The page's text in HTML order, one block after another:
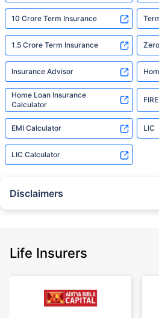
10 Crore Term Insurance
1.5 Crore Term Insurance
Insurance Advisor
Home Loan Insurance
Calculator
EMI Calculator LIC
LIC Calculator
Disclaimers
Policybazaar does not endorse, rate or
+On the basis of your profile
Life Insurers